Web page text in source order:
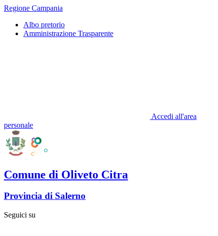
Regione Campania
Albo pretorio
Amministrazione Trasparente
Accedi all'area
personale
Comune di Oliveto Citra
Provincia di Salerno
Seguici su